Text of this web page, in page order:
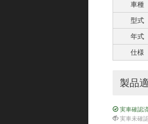
車種
型式
年式
仕様
製品
実車確認
実車未確